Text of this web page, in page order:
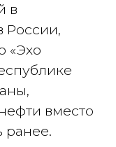
в
России,
«Эхо
вместо
ранее.